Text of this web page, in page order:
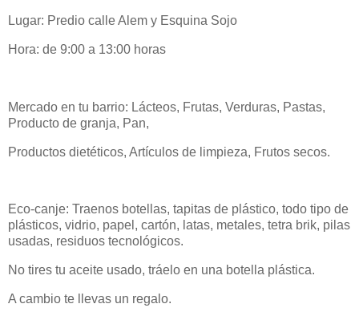
Lugar: Predio calle Alem y Esquina Sojo
Hora: de 9:00 a 13:00 horas
Mercado en tu barrio: Lácteos, Frutas, Verduras, Pastas,
Producto de granja, Pan,
Productos dietéticos, Artículos de limpieza, Frutos secos.
Eco-canje: Traenos botellas, tapitas de plástico, todo tipo de
plásticos, vidrio, papel, cartón, latas, metales, tetra brik, pilas
usadas, residuos tecnológicos.
No tires tu aceite usado, tráelo en una botella plástica.
A cambio te llevas un regalo.